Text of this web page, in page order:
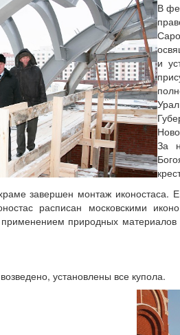
В
и
За
завершен монтаж иконостаса.
расписан московскими
природных
установлены все купола.